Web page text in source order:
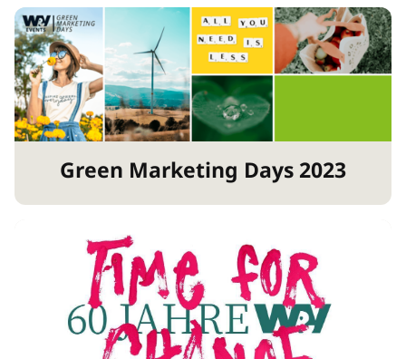
Green Marketing Days 2023